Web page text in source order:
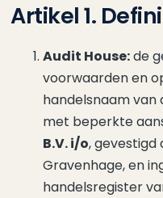
Artikel 1.
Audit House:de
voorwaarden en
handelsnaam
met beperkte
B.V. i/o, gevestigd
Gravenhage, en
handelsregister